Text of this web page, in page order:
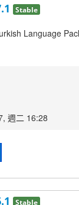
Stable
Language
週二 16:28
Stable